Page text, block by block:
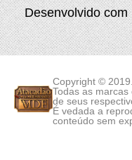
Desenvolvido com
Copyright ©
Todas as
de seus
É vedada a
conteúdo sem